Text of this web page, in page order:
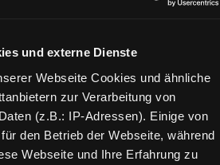
und externe Dienste
Webseite Cookies und ähnliche
zur Verarbeitung von
(z.B.: IP-Adressen). Einige von
den Betrieb der Webseite, während
Webseite und Ihre Erfahrung zu
ein-/ausblenden